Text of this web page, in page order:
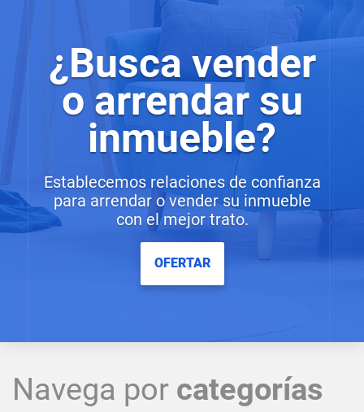
¿Busca vender
o arrendar su
inmueble?
Establecemos relaciones de confianza
para arrendar o vender su inmueble
con el mejor trato.
OFERTAR
Navega por categorías